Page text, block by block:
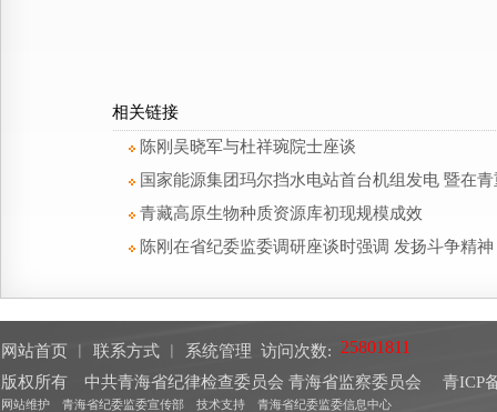
相关链接
陈刚吴晓军与杜祥琬院士座谈
国家能源集团玛尔挡水电站首台机组发电 暨在
青藏高原生物种质资源库初现规模成效
陈刚在省纪委监委调研座谈时强调 发扬斗争精
网站首页 联系方式 系统管理 访问次数:
版权所有 中共青海省纪律检查委员会 青海省监察委员会
青ICP
网站维护 青海省纪委监委宣传部 技术支持 青海省纪委监委信息中心